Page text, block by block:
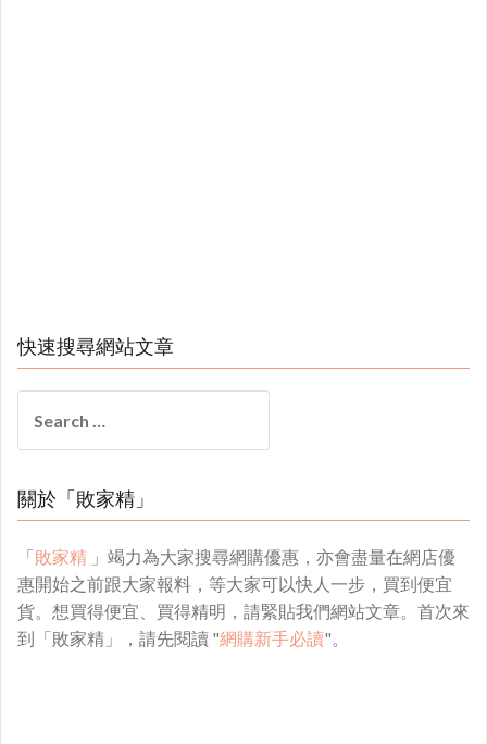
快速搜尋網站文章
for:
關於「敗家精」
「敗家精 」竭力為大家搜尋網購優惠，亦會盡量在網店優
惠開始之前跟大家報料，等大家可以快人一步，買到便宜
貨。想買得便宜、買得精明，請緊貼我們網站文章。首次來
到「敗家精」，請先閱讀 "網購新手必讀"。